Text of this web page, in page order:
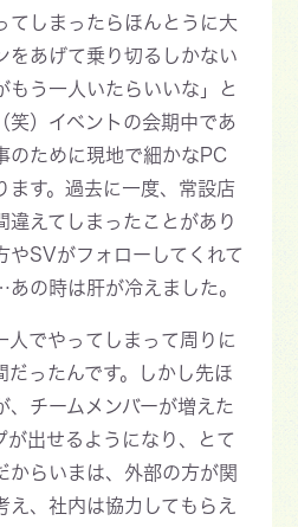
しまったらほんとうに大
をあげて乗り切るしかない
もう一人いたらいいな」と
笑）イベントの会期中であ
のために現地で細かなPC
ます。過去に一度、常設店
違えてしまったことがあり
やSVがフォローしてくれて
の時は肝が冷えました。
人でやってしまって周りに
だったんです。しかし先ほ
、チームメンバーが増えた
が出せるようになり、とて
からいまは、外部の方が関
え、社内は協力してもらえ